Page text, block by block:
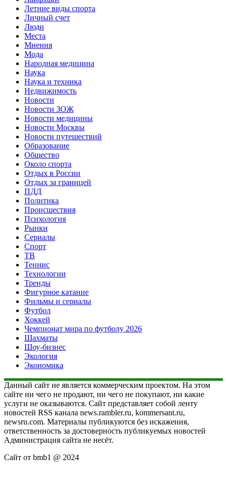
Летние виды спорта
Личный счет
Люди
Места
Мнения
Мода
Народная медицина
Наука
Наука и техника
Недвижимость
Новости
Новости ЗОЖ
Новости медицины
Новости Москвы
Новости путешествий
Образование
Общество
Около спорта
Отдых в России
Отдых за границей
ПДД
Политика
Происшествия
Психология
Рынки
Сериалы
Спорт
ТВ
Теннис
Технологии
Тренды
Фигурное катание
Фильмы и сериалы
Футбол
Хоккей
Чемпионат мира по футболу 2026
Шахматы
Шоу-бизнес
Экология
Экономика
Данный сайт не является коммерческим проектом. На этом
сайте ни чего не продают, ни чего не покупают, ни какие
услуги не оказываются. Сайт представляет собой ленту
новостей RSS канала news.rambler.ru, kommersant.ru,
newsru.com. Материалы публикуются без искажения,
ответственность за достоверность публикуемых новостей
Администрация сайта не несёт.
Сайт от bmb1 @ 2024